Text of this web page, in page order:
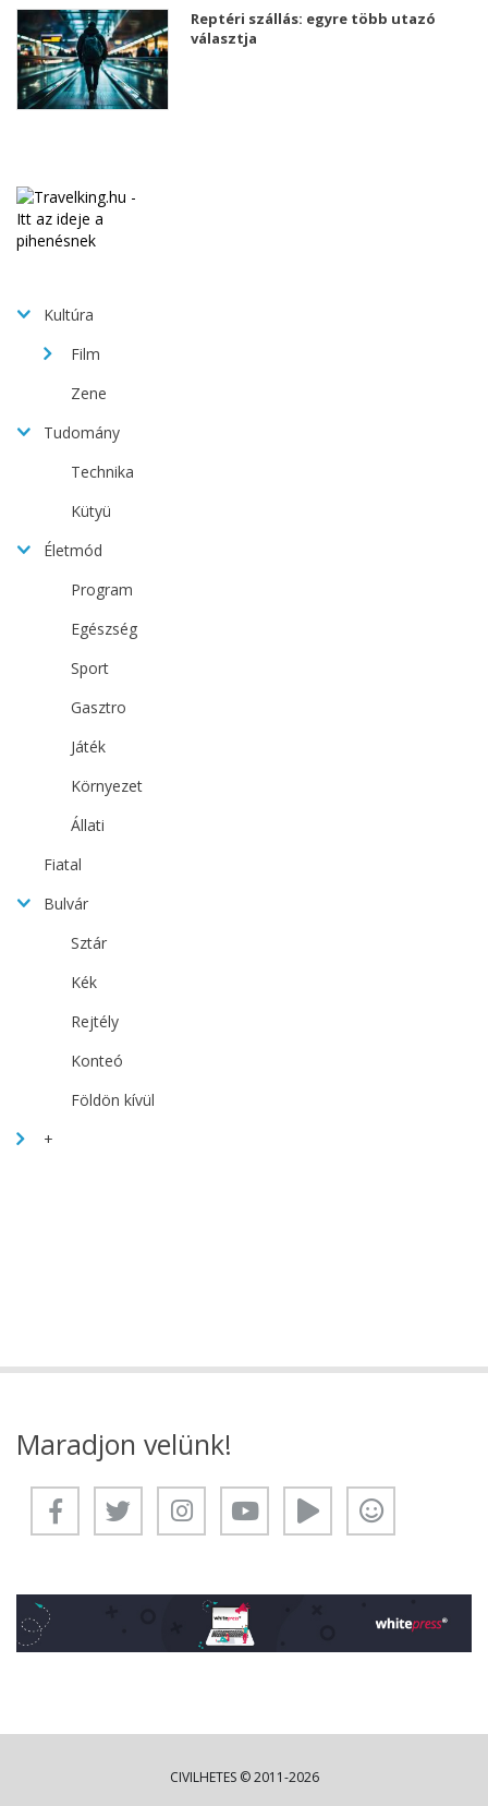
Reptéri szállás: egyre több utazó
választja
Kultúra
Film
Zene
Tudomány
Technika
Kütyü
Életmód
Program
Egészség
Sport
Gasztro
Játék
Környezet
Állati
Fiatal
Bulvár
Sztár
Kék
Rejtély
Konteó
Földön kívül
+
Maradjon velünk!
CIVILHETES © 2011-2026